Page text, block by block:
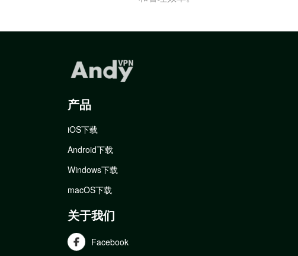
产品
iOS下载
Android下载
Windows下载
macOS下载
关于我们
Facebook